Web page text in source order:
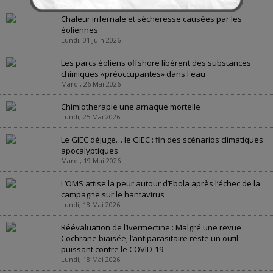
Chaleur infernale et sécheresse causées par les
éoliennes
Lundi, 01 Juin 2026
Les parcs éoliens offshore libèrent des substances
chimiques «préoccupantes» dans l'eau
Mardi, 26 Mai 2026
Chimiotherapie une arnaque mortelle
Lundi, 25 Mai 2026
Le GIEC déjuge… le GIEC : fin des scénarios climatiques
apocalyptiques
Mardi, 19 Mai 2026
L’OMS attise la peur autour d’Ebola après l’échec de la
campagne sur le hantavirus
Lundi, 18 Mai 2026
Réévaluation de l’Ivermectine : Malgré une revue
Cochrane biaisée, l’antiparasitaire reste un outil
puissant contre le COVID-19
Lundi, 18 Mai 2026